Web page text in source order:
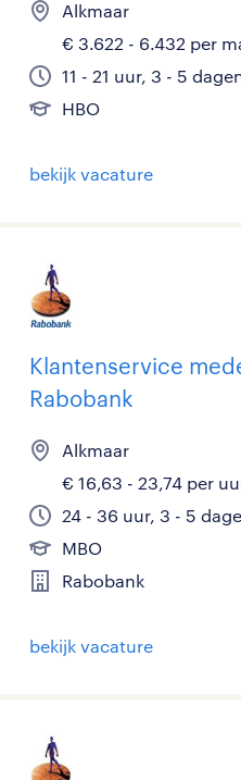
Alkmaar
€ 3.622 - 6.432 per
11 - 21 uur, 3 - 5
HBO
bekijk vacature
Klantenservice
Rabobank
Alkmaar
€ 16,63 - 23,74 per
24 - 36 uur, 3 - 5
MBO
Rabobank
bekijk vacature